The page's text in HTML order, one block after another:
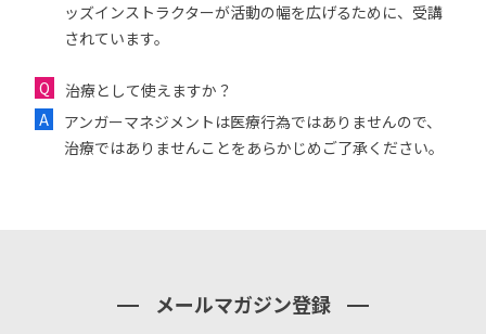
ッズインストラクターが活動の幅を広げるために、受講
されています。
治療として使えますか？
アンガーマネジメントは医療行為ではありませんので、
治療ではありませんことをあらかじめご了承ください。
メールマガジン登録